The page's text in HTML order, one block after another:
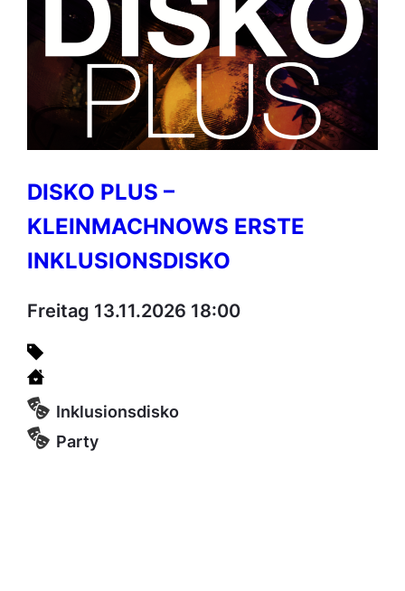
DISKO PLUS –
KLEINMACHNOWS ERSTE
INKLUSIONSDISKO
Freitag 13.11.2026 18:00
Inklusionsdisko
Party